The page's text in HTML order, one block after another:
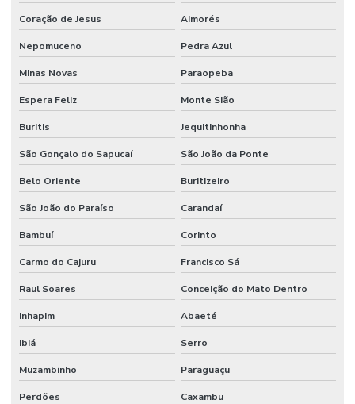
Piso De Epóxi
Piso De Epóxi Durável Para Indústrias
Piso Epóxi Autonivelante São Paulo
Piso Epóxi Em Curitiba
Piso Epóxi Industrial
Piso Epóxi Industrial Resistente A Químicos
Piso Epóxi Multicamada
Piso Epóxi Multicamadas Resistente A Químicos
Piso Epóxi Para Fábricas Em São Paulo
Piso Epóxi Resistente A Impactos
Piso Industrial Epóxi Para Empresas
Coração de Jesus Aimorés
Nepomuceno Pedra Azul
Minas Novas Paraopeba
Espera Feliz Monte Sião
Buritis Jequitinhonha
São Gonçalo do Sapucaí São João da Ponte
Belo Oriente Buritizeiro
São João do Paraíso Carandaí
Bambuí Corinto
Carmo do Cajuru Francisco Sá
Raul Soares Conceição do Mato Dentro
Inhapim Abaeté
Ibiá Serro
Muzambinho Paraguaçu
Perdões Caxambu